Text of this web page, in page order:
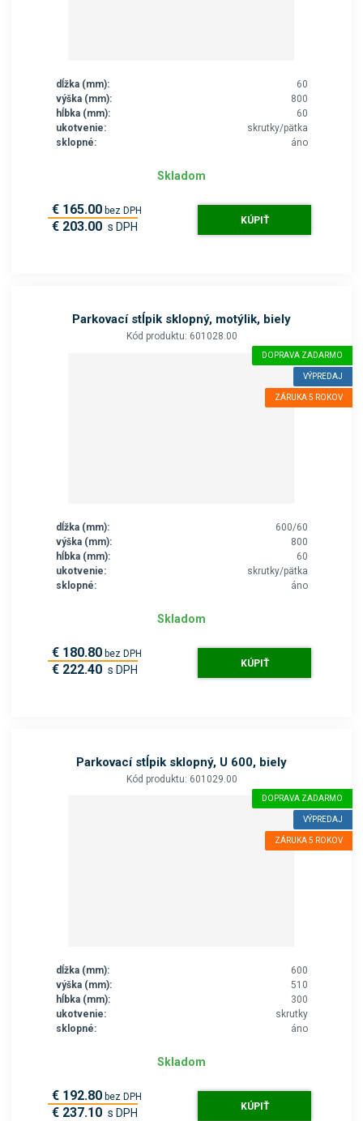
dĺžka (mm):
60
výška (mm):
800
hĺbka (mm):
60
ukotvenie:
skrutky/pätka
sklopné:
áno
Skladom
€ 165.00 bez DPH
€ 203.00 s DPH KÚPIŤ
Parkovací stĺpik sklopný, motýlik, biely
Kód produktu: 601028.00
DOPRAVA ZADARMO
VÝPREDAJ
ZÁRUKA 5 ROKOV
dĺžka (mm):
600/60
výška (mm):
800
hĺbka (mm):
60
ukotvenie:
skrutky/pätka
sklopné:
áno
Skladom
€ 180.80 bez DPH
€ 222.40 s DPH KÚPIŤ
Parkovací stĺpik sklopný, U 600, biely
Kód produktu: 601029.00
DOPRAVA ZADARMO
VÝPREDAJ
ZÁRUKA 5 ROKOV
dĺžka (mm):
600
výška (mm):
510
hĺbka (mm):
300
ukotvenie:
skrutky
sklopné:
áno
Skladom
€ 192.80 bez DPH
€ 237.10 s DPH KÚPIŤ